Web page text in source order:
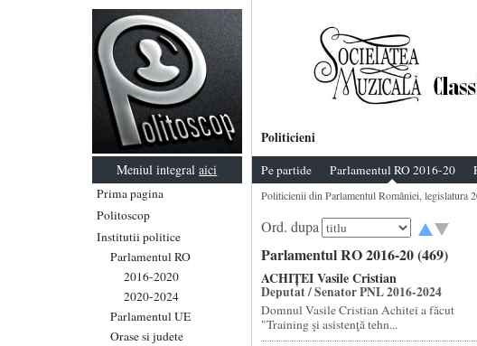
Meniul integralaici
Prima pagina
Politoscop
Institutii politice
Parlamentul RO
2016-2020
2020-2024
Parlamentul UE
Orase si judete
Politicieni
Pe partide Parlamentul RO 2016-20
Politicienii din Parlamentul României, legislatura
Ord. dupa
Parlamentul RO 2016-20 (469)
ACHIȚEI Vasile Cristian
Deputat / Senator PNL 2016-2024
Domnul Vasile Cristian Achitei a făcut
"Training şi asistenţă tehn...